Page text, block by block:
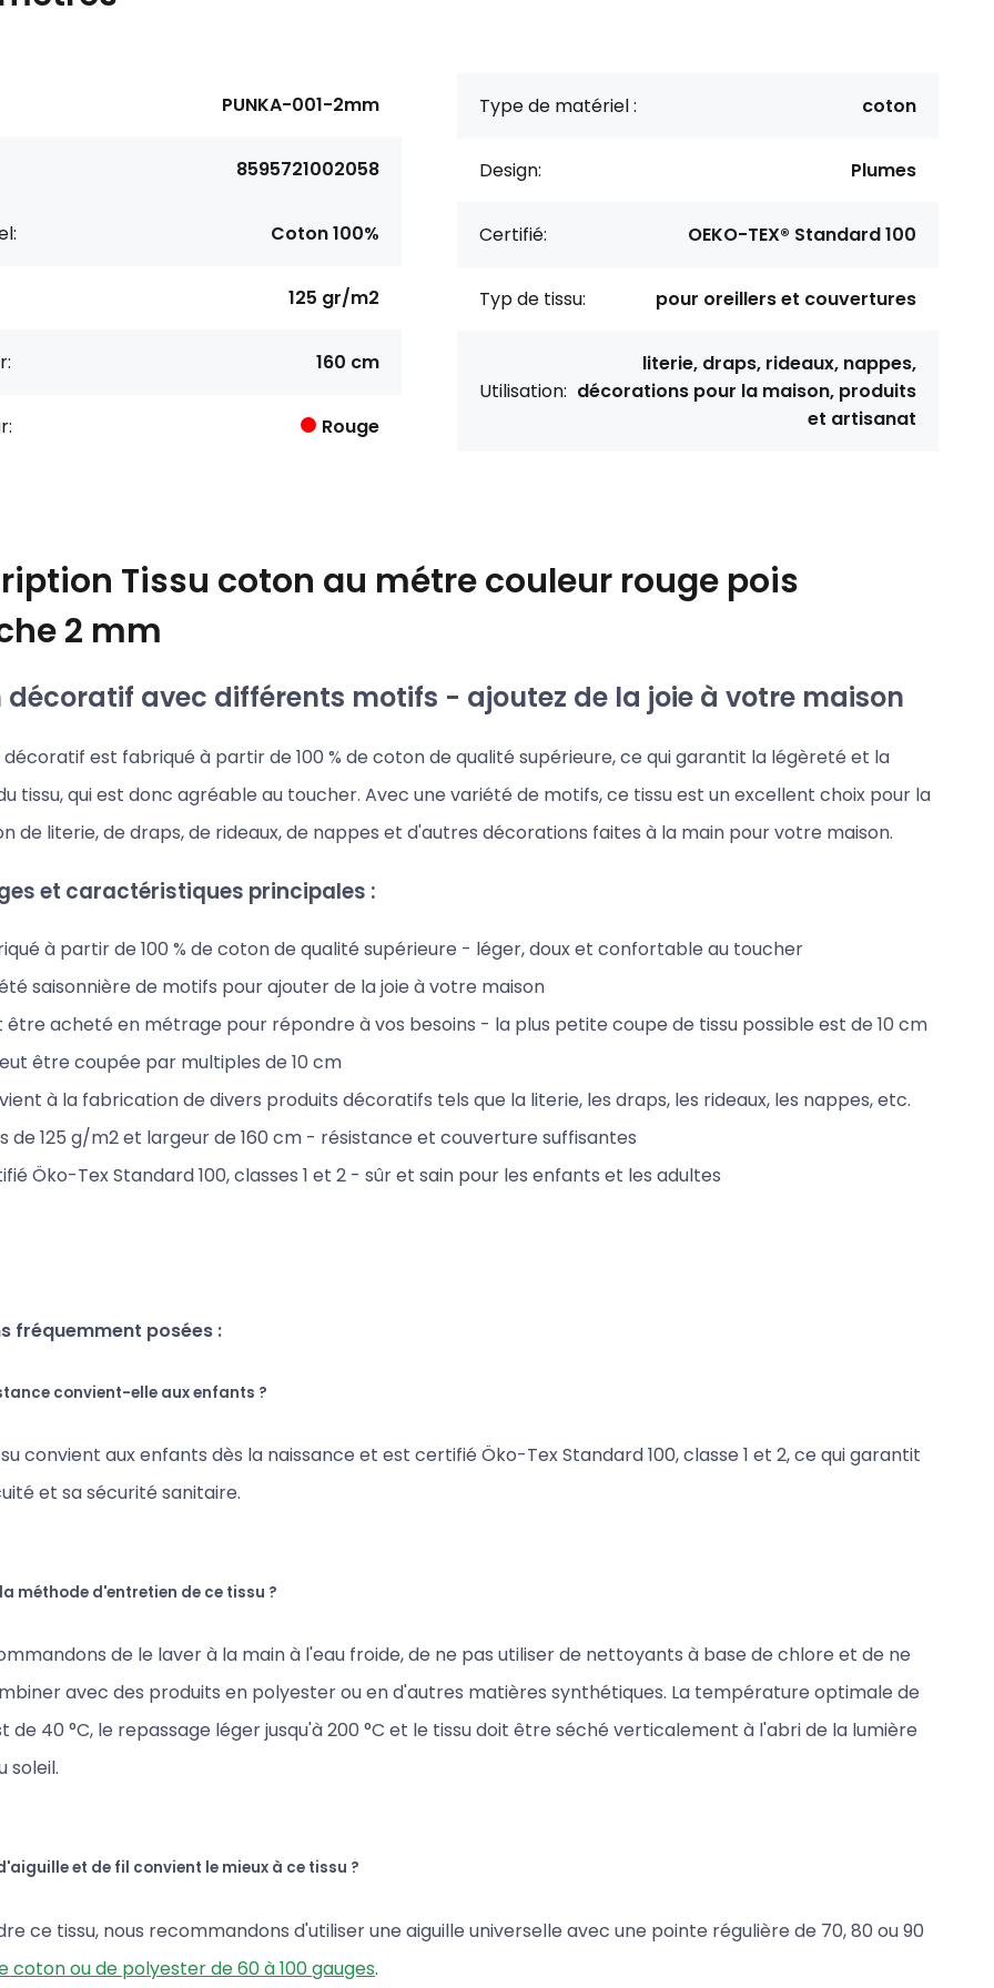
PUNKA-001-2mm
8595721002058
Coton 100%
125 gr/m2
160 cm
Rouge
Type de matériel : coton
Design: Plumes
Certifié: OEKO-TEX® Standard 100
Typ de tissu: pour oreillers et couvertures
Utilisation:
literie, draps, rideaux, nappes,
décorations pour la maison, produits
et artisanat
Tissu coton au métre couleur rouge pois
2 mm
décoratif avec différents motifs - ajoutez de la joie à votre maison
est fabriqué à partir de 100 % de coton de qualité supérieure, ce qui garantit la légèreté et la
tissu, qui est donc agréable au toucher. Avec une variété de motifs, ce tissu est un excellent choix pour la
de literie, de draps, de rideaux, de nappes et d'autres décorations faites à la main pour votre maison.
et caractéristiques principales :
à partir de 100 % de coton de qualité supérieure - léger, doux et confortable au toucher
saisonnière de motifs pour ajouter de la joie à votre maison
être acheté en métrage pour répondre à vos besoins - la plus petite coupe de tissu possible est de 10 cm
être coupée par multiples de 10 cm
à la fabrication de divers produits décoratifs tels que la literie, les draps, les rideaux, les nappes, etc.
de 125 g/m2 et largeur de 160 cm - résistance et couverture suffisantes
Öko-Tex Standard 100, classes 1 et 2 - sûr et sain pour les enfants et les adultes
fréquemment posées :
convient-elle aux enfants ?
convient aux enfants dès la naissance et est certifié Öko-Tex Standard 100, classe 1 et 2, ce qui garantit
et sa sécurité sanitaire.
méthode d'entretien de ce tissu ?
de le laver à la main à l'eau froide, de ne pas utiliser de nettoyants à base de chlore et de ne
avec des produits en polyester ou en d'autres matières synthétiques. La température optimale de
de 40 °C, le repassage léger jusqu'à 200 °C et le tissu doit être séché verticalement à l'abri de la lumière
soleil.
et de fil convient le mieux à ce tissu ?
ce tissu, nous recommandons d'utiliser une aiguille universelle avec une pointe régulière de 70, 80 ou 90
coton ou de polyester de 60 à 100 gauges.